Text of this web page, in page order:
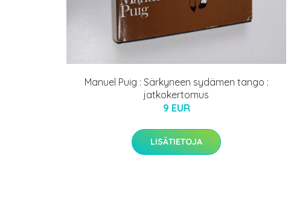
Manuel Puig : Särkyneen sydämen tango :
jatkokertomus
9 EUR
LISÄTIETOJA